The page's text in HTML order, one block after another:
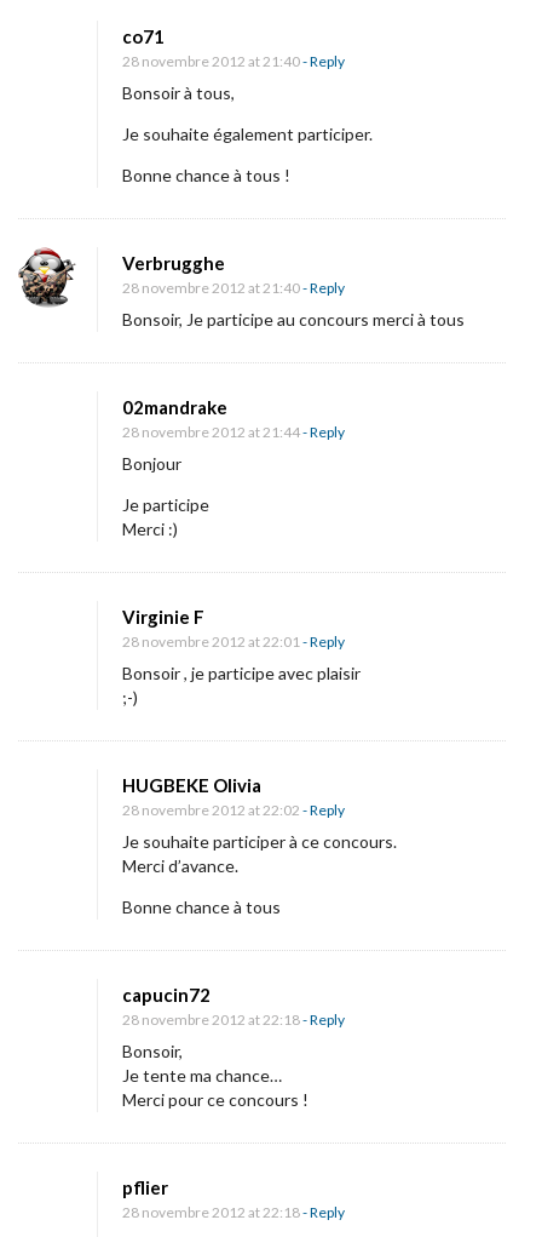
co71
28 novembre 2012 at 21:40- Reply
Bonsoir à tous,
Je souhaite également participer.
Bonne chance à tous !
Verbrugghe
28 novembre 2012 at 21:40- Reply
Bonsoir, Je participe au concours merci à tous
02mandrake
28 novembre 2012 at 21:44- Reply
Bonjour
Je participe
Merci :)
Virginie F
28 novembre 2012 at 22:01 - Reply
Bonsoir , je participe avec plaisir
;-)
HUGBEKE Olivia
28 novembre 2012 at 22:02 - Reply
Je souhaite participer à ce concours.
Merci d’avance.
Bonne chance à tous
capucin72
28 novembre 2012 at 22:18- Reply
Bonsoir,
Je tente ma chance…
Merci pour ce concours !
pflier
28 novembre 2012 at 22:18- Reply